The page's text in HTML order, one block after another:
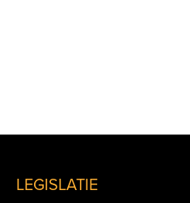
LEGISLATIE